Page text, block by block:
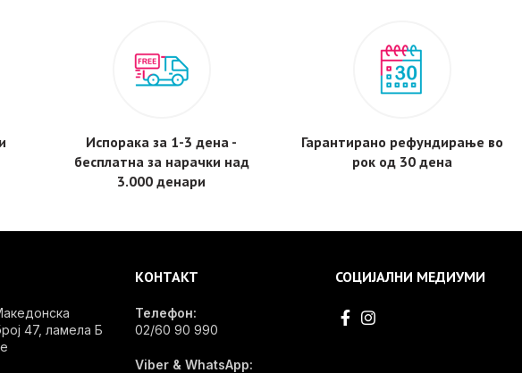
Испорака за 1-3 дена -
бесплатнa за нарачки над
3.000 денари
Гарантирано рефундирање во
рок од 30 дена
47, ламела Б
КОНТАКТ
Телефон:
02/60 90 990
Viber & WhatsApp:
СОЦИЈАЛНИ МЕДИУМИ